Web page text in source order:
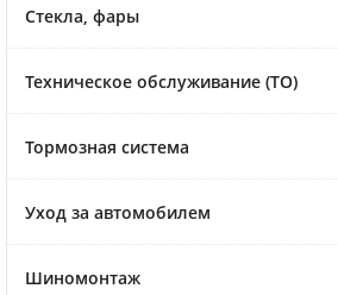
Стекла, фары
Техническое обслуживание (ТО)
Тормозная система
Уход за автомобилем
Шиномонтаж